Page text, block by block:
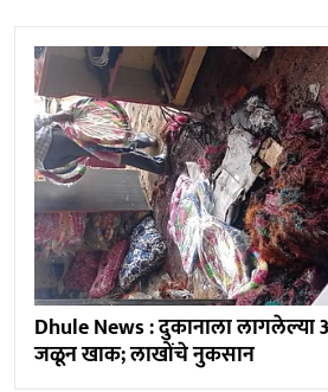
Dhule News : दुकानाला लागलेल्या
जळून खाक; लाखोंचे नुकसान